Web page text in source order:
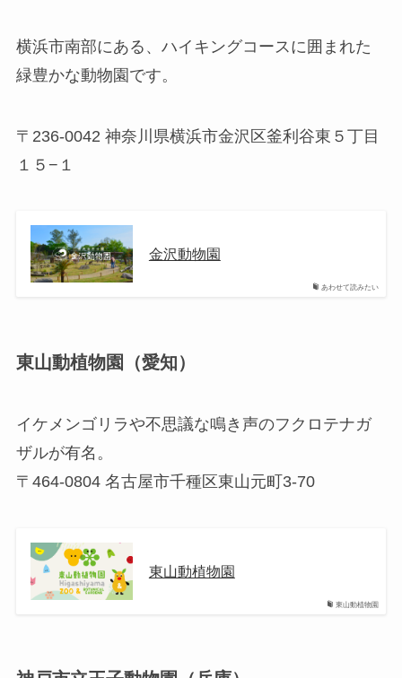
横浜市南部にある、ハイキングコースに囲まれた
緑豊かな動物園です。
〒236-0042 神奈川県横浜市金沢区釜利谷東５丁目
１５−１
あわせて読みたい
金沢動物園
東山動植物園（愛知）
イケメンゴリラや不思議な鳴き声のフクロテナガ
ザルが有名。
〒464-0804 名古屋市千種区東山元町3-70
東山動植物園
東山動植物園